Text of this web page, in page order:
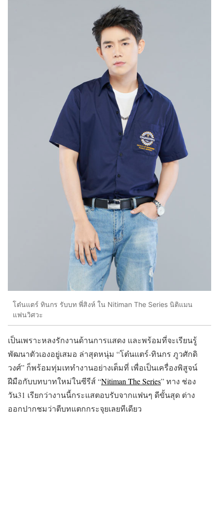
โต๋นแตร์ ทินกร รับบท พี่สิงห์ ใน Nitiman The Series นิติแมน
แฟนวิศวะ
เป็นเพราะหลงรักงานด้านการแสดง และพร้อมที่จะเรียนรู้
พัฒนาตัวเองอยู่เสมอ ล่าสุดหนุ่ม “โต๋นแตร์-ทินกร ภูวศักดิ
วงศ์” ก็พร้อมทุ่มเททำงานอย่างเต็มที่ เพื่อเป็นเครื่องพิสูจน์
ฝีมือกับบทบาทใหม่ในซีรีส์ “Nitiman The Series” ทาง ช่อง
วัน31 เรียกว่างานนี้กระแสตอบรับจากแฟนๆ ดีขั้นสุด ต่าง
ออกปากชมว่าตีบทแตกกระจุยเลยทีเดียว